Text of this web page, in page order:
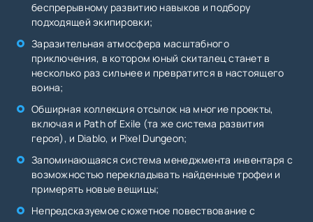
беспрерывному развитию навыков и подбору
подходящей экипировки;
Заразительная атмосфера масштабного
приключения, в котором юный скиталец станет в
несколько раз сильнее и превратится в настоящего
воина;
Обширная коллекция отсылок на многие проекты,
включая и Path of Exile (та же система развития
героя), и Diablo, и Pixel Dungeon;
Запоминающаяся система менеджмента инвентаря с
возможностью перекладывать найденные трофеи и
примерять новые вещицы;
Непредсказуемое сюжетное повествование с